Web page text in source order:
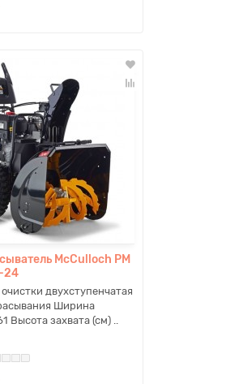
McCulloch PM
24
двухступенчатая
Ширина
Высота захвата (см) ..